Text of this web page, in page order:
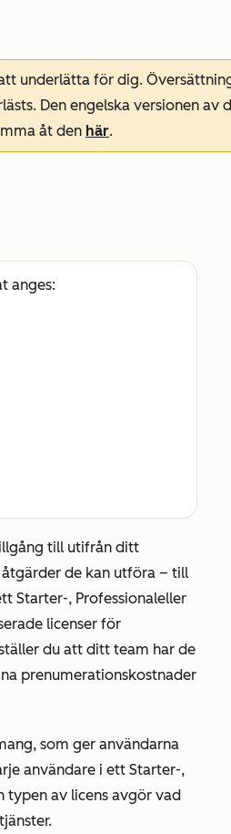
underlätta för dig.
Den engelska versionen
åt den här.
anges:
till utifrån ditt
de kan utföra – till
Starter-, Professionaleller
licenser för
du att ditt team har de
prenumerationskostnader
som ger användarna
användare i ett Starter-,
typen av licens avgör vad